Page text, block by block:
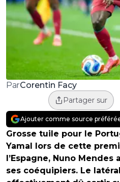
ParCorentin Facy
Partager sur
Ajouter comme source
Grosse tuile pour le
Yamal lors de cette
l’Espagne, Nuno
ses coéquipiers. Le